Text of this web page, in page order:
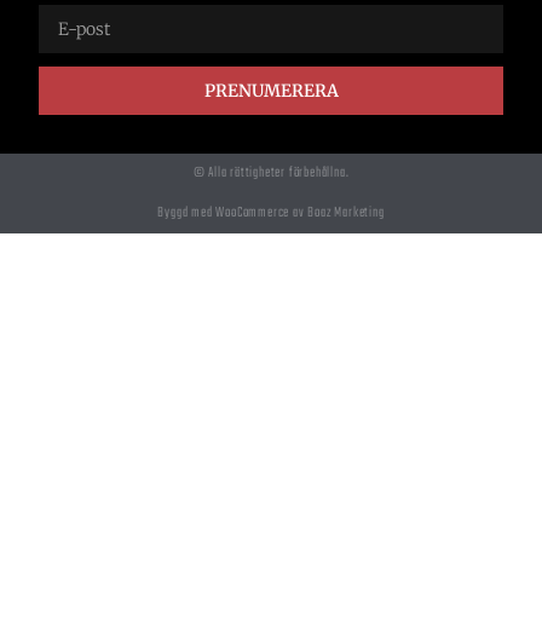
PRENUMERERA
© Alla rättigheter förbehållna.
Byggd med WooCommerce av Boaz Marketing